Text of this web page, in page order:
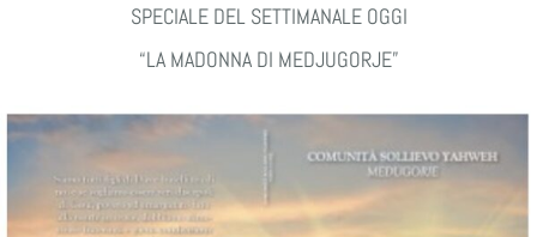
SPECIALE DEL SETTIMANALE OGGI
“LA MADONNA DI MEDJUGORJE”